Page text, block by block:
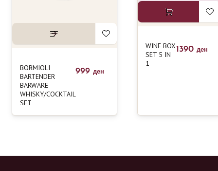
BORMIOLI
BARTENDER
BARWARE
WHISKY/COCKTAIL
SET
999 ден
WINE BOX
SET 5 IN
1
1390 ден